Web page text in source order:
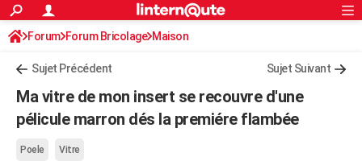
ACTUALITÉS
Politique
Société
Faits Divers
Education
Monde
Villes
+
Programme TV
Streaming
Cinéma
Sorties cinéma
Musique
FINANCE
Retraite
Impôts
Epargne
Immobilier
Risques naturels par ville
Banque
Assurance
Crédit
AUTO
S'inscrire
Connexion
Forum Forum Bricolage Maison
Sujet Précédent Sujet Suivant
Ma vitre de mon insert se recouvre d'une
pélicule marron dés la premiére flambée
Poele Vitre